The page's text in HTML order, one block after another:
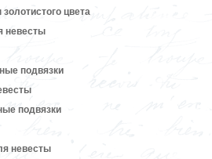
цвета
невесты
подвязки
подвязки
невесты